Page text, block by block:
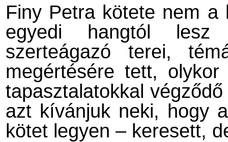
Finy Petra kötete nem a
egyedi hangtól lesz
szerteágazó terei,
megértésére tett,
tapasztalatokkal
azt kívánjuk neki, hogy
kötet legyen – keresett,